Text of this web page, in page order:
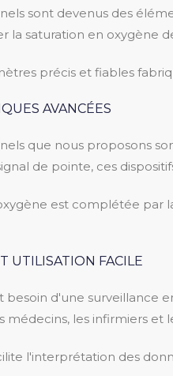
sont devenus des
la saturation en oxygène
précis et fiables
AVANCÉES
que nous proposons
de pointe, ces
est complétée par
UTILISATION FACILE
besoin d'une
médecins, les infirmiers
l'interprétation des